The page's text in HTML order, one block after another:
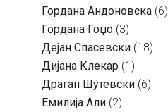
Гордана Андоновска (6)
Гордана Гоџо (3)
Дејан Спасевски (18)
Дијана Клекар (1)
Драган Шутевски (6)
Емилија Али (2)